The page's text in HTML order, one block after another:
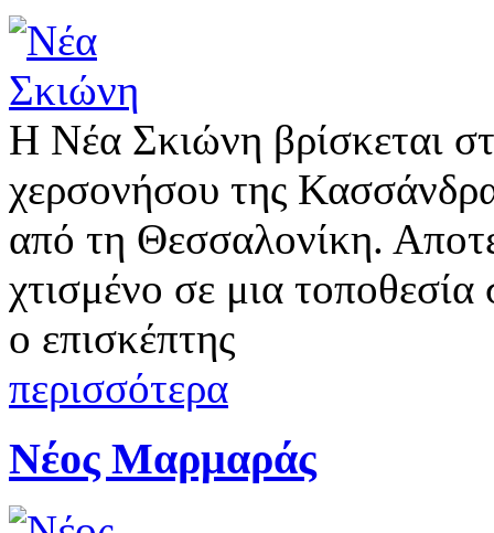
Η Νέα Σκιώνη βρίσκεται
χερσονήσου της
από τη Θεσσαλονίκη.
χτισμένο σε μια
ο επισκέπτης
περισσότερα
Νέος Μαρμαράς